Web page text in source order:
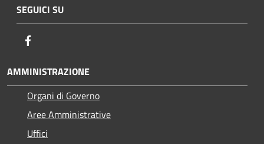
SEGUICI SU
AMMINISTRAZIONE
Organi di Governo
Aree Amministrative
Uffici